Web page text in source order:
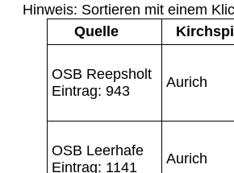
Hinweis: Sortieren mit einem
Quelle
OSB Reepsholt
Eintrag: 943
Aurich
OSB Leerhafe
Eintrag: 1141
Aurich